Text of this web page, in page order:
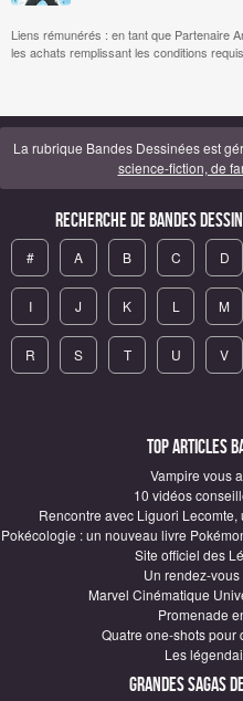
Liens rémunérés : en tant que Partenaire
les achats remplissant les conditions
La rubrique Bandes Dessinées est
science-fiction, de
Recherche de Bandes
# A B C D
I J K L M
R S T U V
Top articles
Vampire vous
10 vidéos
Rencontre avec Liguori
Pokécologie : un nouveau livre
Site officiel des
Un rendez-
Marvel Cinématique
Promenade
Quatre one-shots pour
Les
Grandes sagas